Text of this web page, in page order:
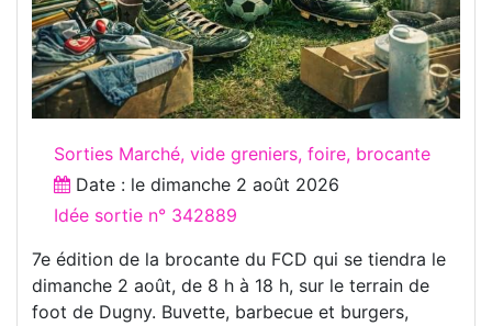
Sorties Marché, vide greniers, foire, brocante
Date : le dimanche 2 août 2026
Idée sortie n° 342889
7e édition de la brocante du FCD qui se tiendra le
dimanche 2 août, de 8 h à 18 h, sur le terrain de
foot de Dugny. Buvette, barbecue et burgers,